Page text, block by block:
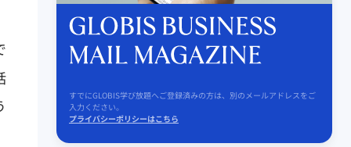
すでにGLOBIS学び放題へご登録済みの方は、別のメールアドレスをご
入力ください。
プライバシーポリシーはこちら